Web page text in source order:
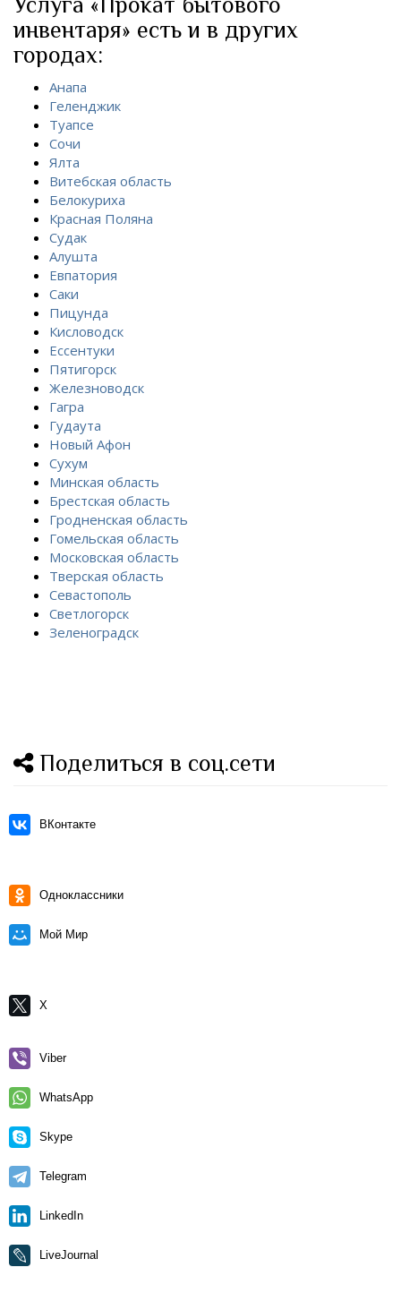
инвентаря» есть и в других
городах:
Анапа
Геленджик
Туапсе
Сочи
Ялта
Витебская область
Белокуриха
Красная Поляна
Судак
Алушта
Евпатория
Саки
Пицунда
Кисловодск
Ессентуки
Пятигорск
Железноводск
Гагра
Гудаута
Новый Афон
Сухум
Минская область
Брестская область
Гродненская область
Гомельская область
Московская область
Тверская область
Севастополь
Светлогорск
Зеленоградск
Поделиться в соц.сети
ВКонтакте
Одноклассники
Мой Мир
X
Viber
WhatsApp
Skype
Telegram
LinkedIn
LiveJournal